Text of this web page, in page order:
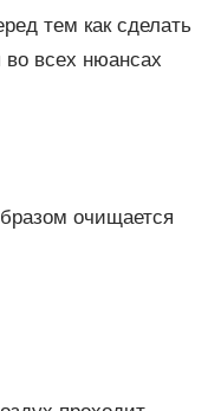
тем как сделать
во всех нюансах
очищается